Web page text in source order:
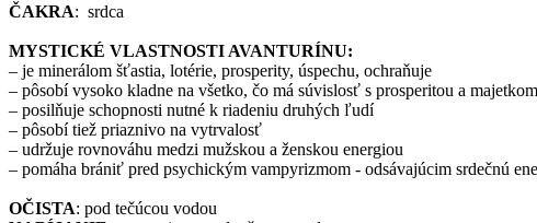
ČAKRA: srdca
MYSTICKÉ VLASTNOSTI AVANTURÍNU:
– je minerálom šťastia, lotérie, prosperity, úspechu, ochraňuje
– pôsobí vysoko kladne na všetko, čo má súvislosť s prosperitou a majetkom
– posilňuje schopnosti nutné k riadeniu druhých ľudí
– pôsobí tiež priaznivo na vytrvalosť
– udržuje rovnováhu medzi mužskou a ženskou energiou
– pomáha brániť pred psychickým vampyrizmom - odsávajúcim srdečnú
OČISTA: pod tečúcou vodou